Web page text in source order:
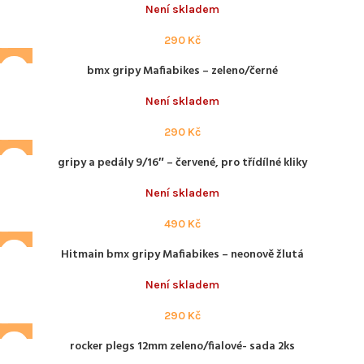
Není skladem
290 Kč
bmx gripy Mafiabikes – zeleno/černé
Není skladem
290 Kč
gripy a pedály 9/16″ – červené, pro třídílné kliky
Není skladem
490 Kč
Hitmain bmx gripy Mafiabikes – neonově žlutá
Není skladem
290 Kč
rocker plegs 12mm zeleno/fialové- sada 2ks